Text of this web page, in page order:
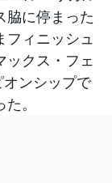
脇に停まった
ィニッシュ
ックス・フェ
オンシップで
。